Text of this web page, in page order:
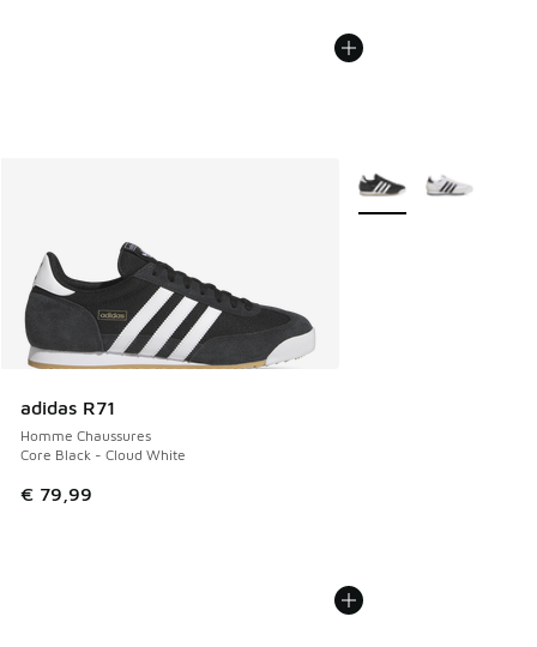
adidas R71
Homme Chaussures
Core Black - Cloud White
€ 79,99
Plus de couleurs